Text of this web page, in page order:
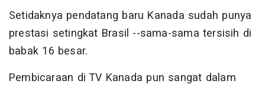
Setidaknya pendatang baru Kanada sudah punya
prestasi setingkat Brasil --sama-sama tersisih di
babak 16 besar.
Pembicaraan di TV Kanada pun sangat dalam